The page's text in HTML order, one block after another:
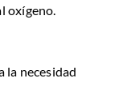
oxígeno.
la necesidad